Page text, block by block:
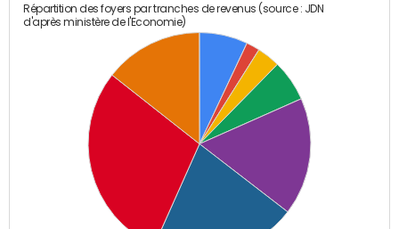
Répartition des foyers par tranches de revenus (source : JDN
d'après ministère de l'Economie)